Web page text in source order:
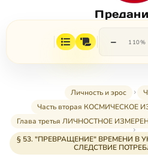
− 110%
Личность и эрос
Часть вторая КОСМИЧЕСКОЕ
Глава третья ЛИЧНОСТНОЕ
§ 53. "ПРЕВРАЩЕНИЕ" ВРЕМЕНИ В
СЛЕДСТВИЕ